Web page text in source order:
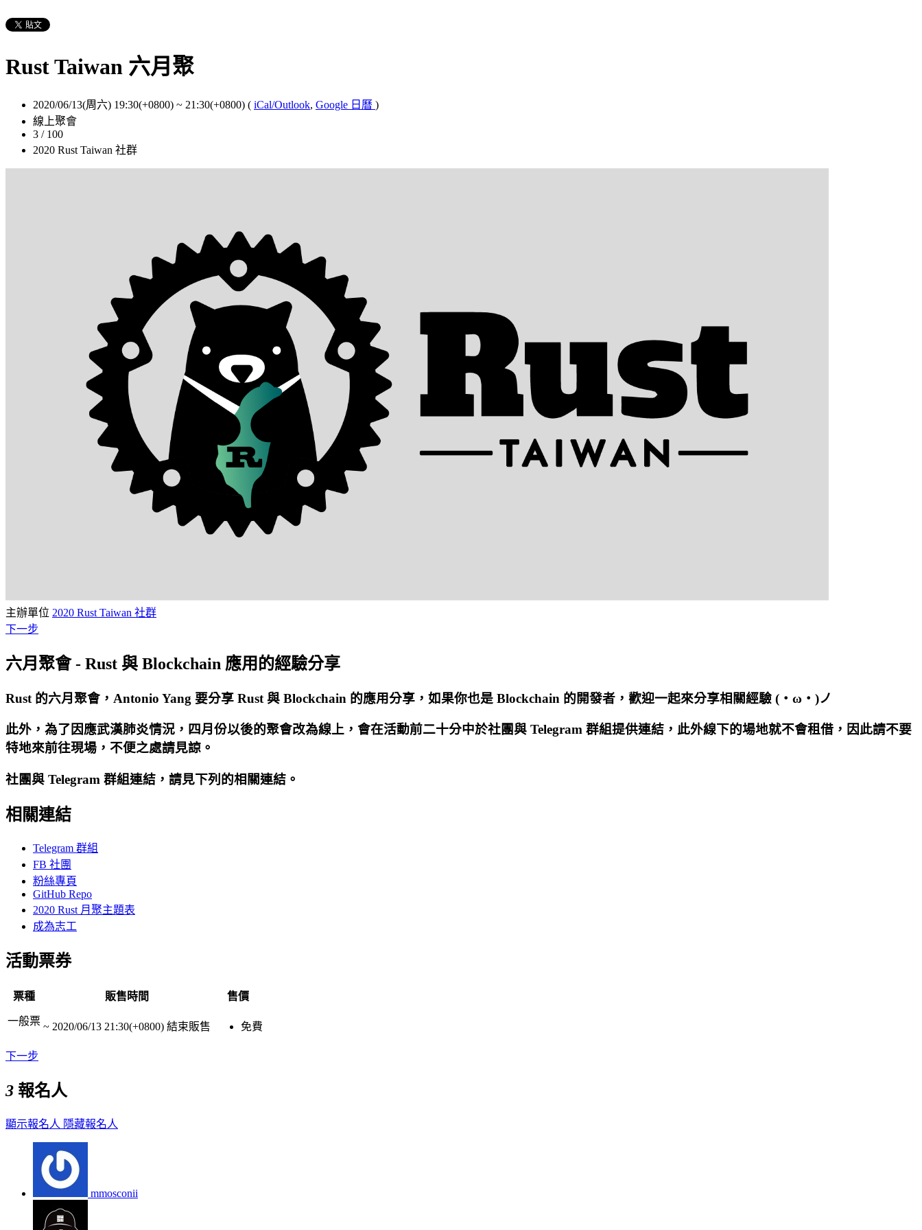
Rust Taiwan 六月聚
2020/06/13(周六) 19:30(+0800) ~ 21:30(+0800) ( iCal/Outlook, Google 日曆 )
線上聚會
3 / 100
2020 Rust Taiwan 社群
主辦單位 2020 Rust Taiwan 社群
下一步
六月聚會 - Rust 與 Blockchain 應用的經驗分享
Rust 的六月聚會，Antonio Yang 要分享 Rust 與 Blockchain 的應用分享，如果你也是 Blockchain 的開發者，歡迎一起來分享相關經驗 (・ω・)ノ
此外，為了因應武漢肺炎情況，四月份以後的聚會改為線上，會在活動前二十分中於社團與 Telegram 群組提供連結，此外線下的場地就不會租借，因此請不要
特地來前往現場，不便之處請見諒。
社團與 Telegram 群組連結，請見下列的相關連結。
相關連結
Telegram 群組
FB 社團
粉絲專頁
GitHub Repo
2020 Rust 月聚主題表
成為志工
活動票券
票種 販售時間 售價
一般票 ~ 2020/06/13 21:30(+0800) 結束販售 免費
下一步
3 報名人
顯示報名人 隱藏報名人
mmosconii